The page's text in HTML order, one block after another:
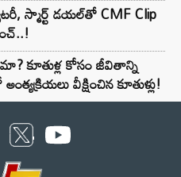
స్మార్ట్ డయల్‌తో CMF Clip
కూతుళ్ల కోసం జీవితాన్ని
వీక్షించిన కూతుళ్లు!